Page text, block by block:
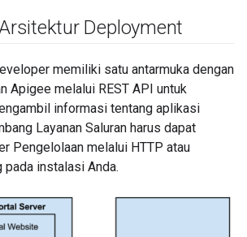
Deployment
memiliki satu antarmuka dengan
Apigee melalui REST API untuk
informasi tentang aplikasi
Layanan Saluran harus dapat
Pengelolaan melalui HTTP atau
pada instalasi Anda.